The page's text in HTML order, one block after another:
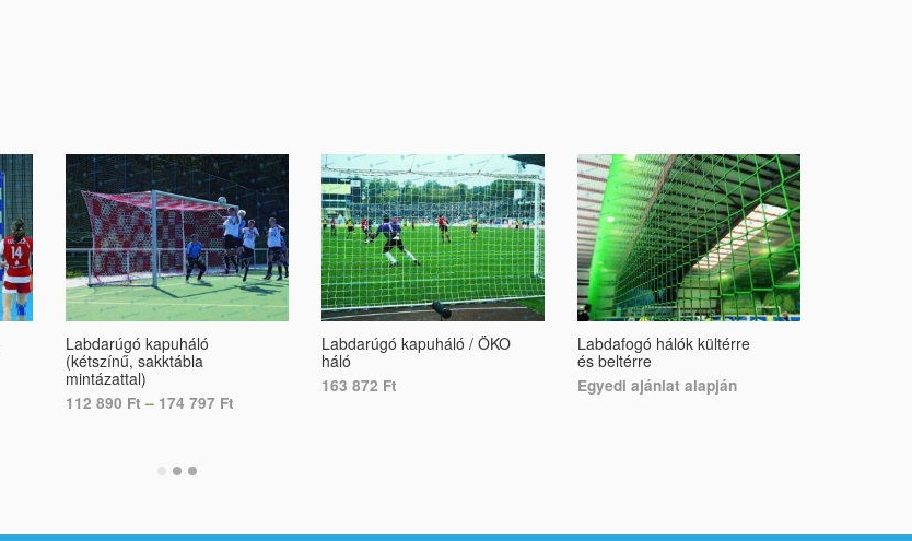
Labdarúgó kapuháló
(kétszínű, sakktábla
mintázattal)
112 890 Ft – 174 797 Ft
Labdarúgó kapuháló / ÖKO
háló
163 872 Ft
Labdafogó hálók kültérre
és beltérre
Egyedi ajánlat alapján